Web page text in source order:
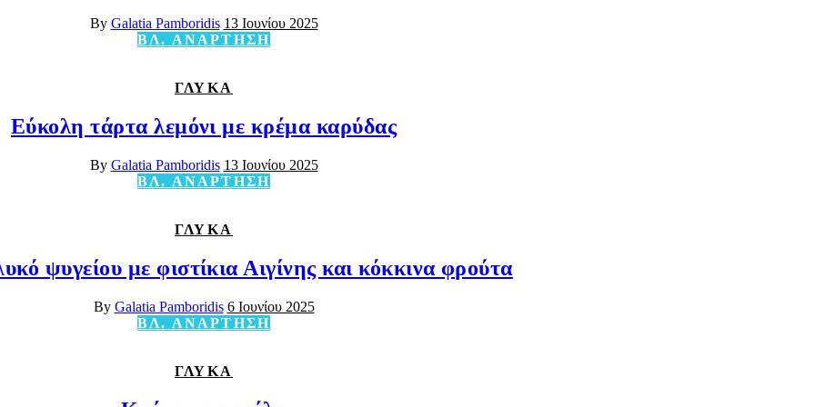
By Galatia Pamboridis 13 Ιουνίου 2025
ΒΛ. ΑΝΑΡΤΗΣΗ
ΓΛΥΚΑ
Εύκολη τάρτα λεμόνι με κρέμα καρύδας
By Galatia Pamboridis 13 Ιουνίου 2025
ΒΛ. ΑΝΑΡΤΗΣΗ
ΓΛΥΚΑ
ψυγείου με φιστίκια Αιγίνης και κόκκινα φρούτα
By Galatia Pamboridis 6 Ιουνίου 2025
ΒΛ. ΑΝΑΡΤΗΣΗ
ΓΛΥΚΑ